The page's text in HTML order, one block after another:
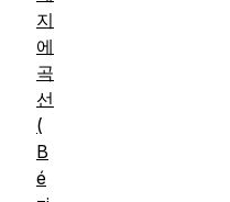
지
에
곡
선
(
B
é